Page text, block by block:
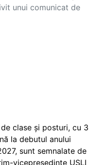
unui comunicat de
clase și posturi, cu 3
la debutul anului
sunt semnalate de
vicepreședinte USLI